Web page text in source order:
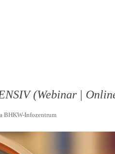
(Webinar |
BHKW-Infozentrum